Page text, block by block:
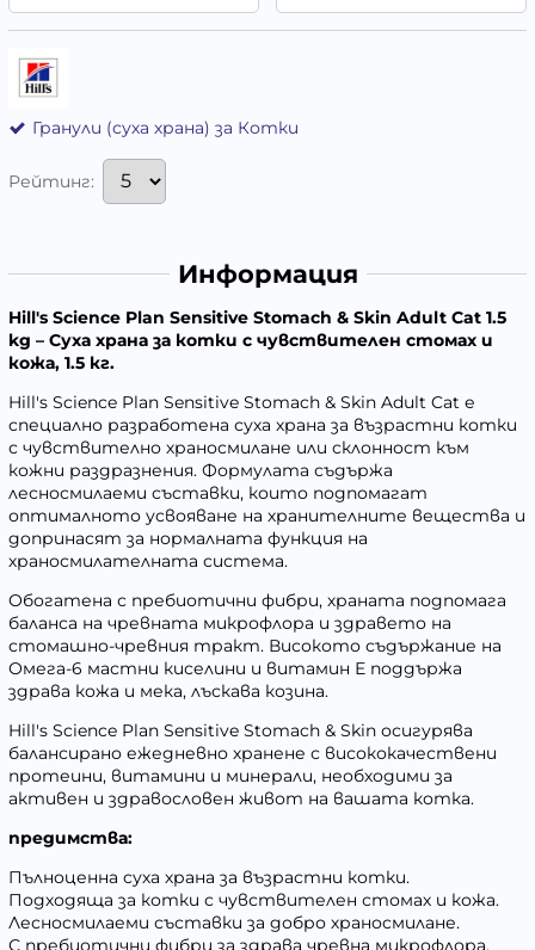
Гранули (суха храна) за Котки
Рейтинг:
Информация
Hill's Science Plan Sensitive Stomach & Skin Adult Cat 1.5
kg – Суха храна за котки с чувствителен стомах и
кожа, 1.5 кг.
Hill's Science Plan Sensitive Stomach & Skin Adult Cat е
специално разработена суха храна за възрастни котки
с чувствително храносмилане или склонност към
кожни раздразнения. Формулата съдържа
лесносмилаеми съставки, които подпомагат
оптималното усвояване на хранителните вещества и
допринасят за нормалната функция на
храносмилателната система.
Обогатена с пребиотични фибри, храната подпомага
баланса на чревната микрофлора и здравето на
стомашно-чревния тракт. Високото съдържание на
Омега-6 мастни киселини и витамин Е поддържа
здрава кожа и мека, лъскава козина.
Hill's Science Plan Sensitive Stomach & Skin осигурява
балансирано ежедневно хранене с висококачествени
протеини, витамини и минерали, необходими за
активен и здравословен живот на вашата котка.
предимства:
Пълноценна суха храна за възрастни котки.
Подходяща за котки с чувствителен стомах и кожа.
Лесносмилаеми съставки за добро храносмилане.
С пребиотични фибри за здрава чревна микрофлора.